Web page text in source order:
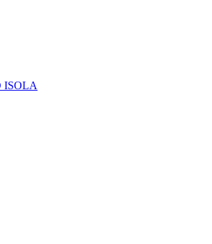
ISOLA